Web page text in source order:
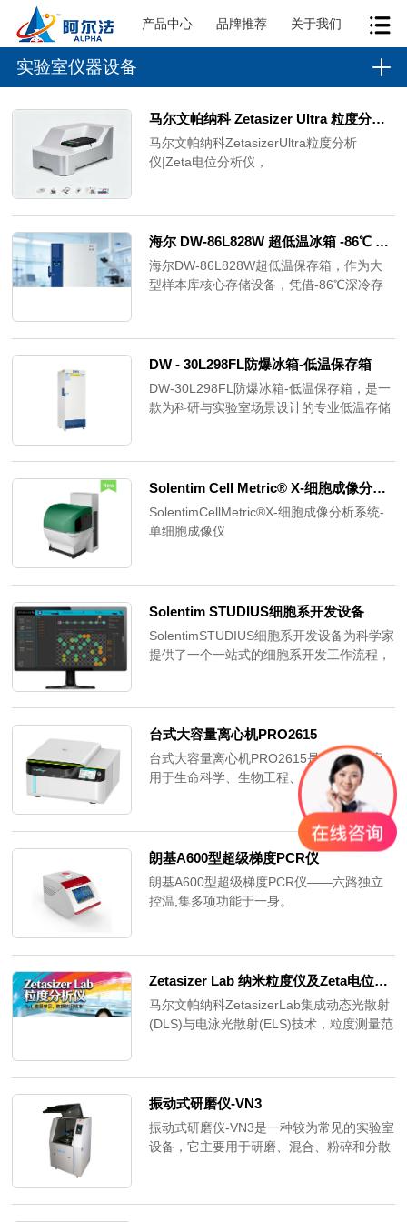
产品中心 品牌推荐 关于我们
实验室仪器设备
马尔文帕纳科 Zetasizer Ultra 粒度分析仪|Zeta 电位分析仪
马尔文帕纳科ZetasizerUltra粒度分析
仪|Zeta电位分析仪，
毒、类病毒颗粒（VLP）等难测量样品。样
品兼容性：支持从极稀到高浓度的样品，搭
配多种可抛弃/可重复使用样品池，优化不同
体积与浓度的测量需求。
海尔 DW-86L828W 超低温冰箱 -86℃ 828L 大容量 双独立制冷系统
海尔DW-86L828W超低温保存箱，作为大
型样本库核心存储设备，凭借-86℃深冷存
供稳定可靠的生物样本存储解决方案。可安
全保存病毒病菌、红细胞白细胞、皮肤骨
骼、生物制品等各类对温度敏感的珍贵样
本，温度均匀性≤±3℃，符合GMP、
ISO13485等专业认证标准。
DW - 30L298FL防爆冰箱-低温保存箱
DW-30L298FL防爆冰箱-低温保存箱，是一
款为科研与实验室场景设计的专业低温存储
存储，广泛适用于高校各实验室、科研单位
的实验场所。
Solentim Cell Metric® X-细胞成像分析系统-单细胞成像仪
SolentimCellMetric®X-细胞成像分析系统-
单细胞成像仪
Solentim STUDIUS细胞系开发设备
SolentimSTUDIUS细胞系开发设备为科学家
提供了一个一站式的细胞系开发工作流程，
SolentimVIPS®/VIPS®PRO单细胞铺板、
CellMetric®/CellMetric®X克隆验证、克隆
生长监测和ICON™细胞IgG产率评估的关键
数据，提供了一个新型的决策平台。
台式大容量离心机PRO2615
台式大容量离心机PRO2615是一种广泛应
用于生命科学、生物工程、生物化学、医学
研究、农牧业和生物制药等领域的设备。
朗基A600型超级梯度PCR仪
朗基A600型超级梯度PCR仪——六路独立
控温,集多项功能于一身。
Zetasizer Lab 纳米粒度仪及Zeta电位分析仪|马尔文帕纳科
马尔文帕纳科ZetasizerLab集成动态光散射
(DLS)与电泳光散射(ELS)技术，粒度测量范
复性提升2倍。适用于生物制药、纳米材
料、涂料等领域。
振动式研磨仪-VN3
振动式研磨仪-VN3是一种较为常见的实验室
设备，它主要用于研磨、混合、粉碎和分散
磨介质和样品进行高频振动，使物料被研磨